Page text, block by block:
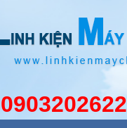
0903202622